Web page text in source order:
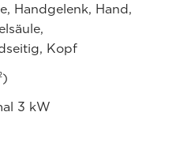
Handgelenk, Hand,
Kopf
3 kW